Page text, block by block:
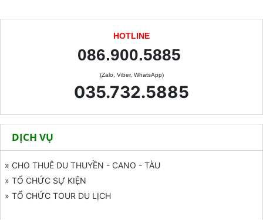
HOTLINE
086.900.5885
(Zalo, Viber, WhatsApp)
035.732.5885
DỊCH VỤ
» CHO THUÊ DU THUYỀN - CANO - TÀU
» TỔ CHỨC SỰ KIỆN
» TỔ CHỨC TOUR DU LỊCH